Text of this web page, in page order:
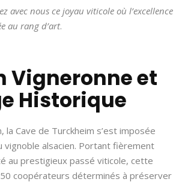
avec nous ce joyau viticole où l’excellence
au rang d’art.
Vigneronne et
Historique
la Cave de Turckheim s’est imposée
vignoble alsacien. Portant fièrement
au prestigieux passé viticole, cette
coopérateurs déterminés à préserver